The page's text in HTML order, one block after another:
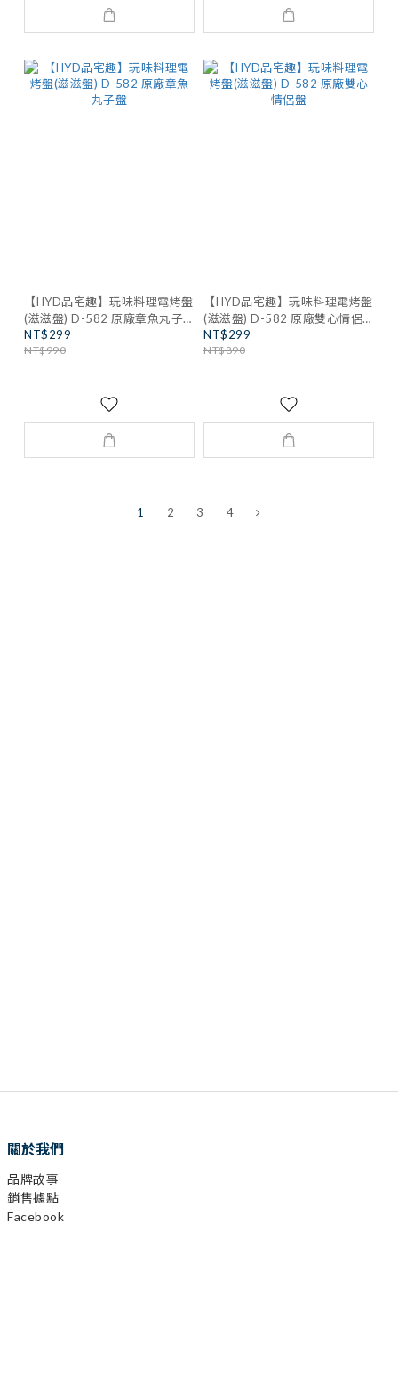
【HYD品宅趣】玩味料理電烤盤
(滋滋盤) D-582 原廠章魚丸子
盤
NT$299
NT$990
【HYD品宅趣】玩味料理電烤盤
(滋滋盤) D-582 原廠雙心情侶
盤
NT$299
NT$890
1 2 3 4
已選0
關於我們
品牌故事
銷售據點
Facebook